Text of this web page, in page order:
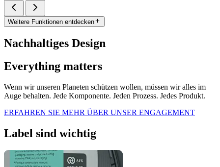
Weitere Funktionen entdecken
Nachhaltiges Design
Everything matters
Wenn wir unseren Planeten schützen wollen, müssen wir alles im
Auge behalten. Jede Komponente. Jeden Prozess. Jedes Produkt.
ERFAHREN SIE MEHR ÜBER UNSER ENGAGEMENT
Label sind wichtig